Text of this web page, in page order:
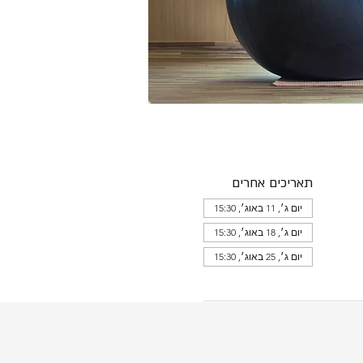
תאריכים אחרים
יום ג׳, 11 באוג׳, 15:30
יום ג׳, 18 באוג׳, 15:30
יום ג׳, 25 באוג׳, 15:30